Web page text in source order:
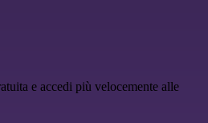
e accedi più velocemente alle